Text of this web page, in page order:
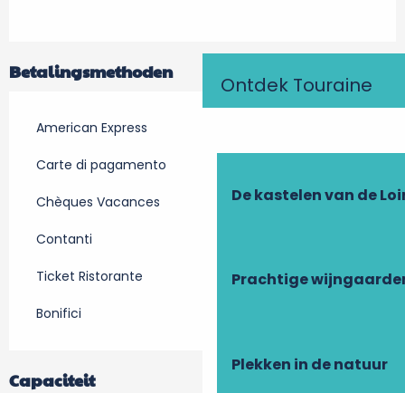
Ontdek Touraine
De kastelen van de
Prachtige
Plekken in de natuur
Betalingsmethoden
American Express
Carte di pagamento
Chèques Vacances
Contanti
Ticket Ristorante
Bonifici
Capaciteit